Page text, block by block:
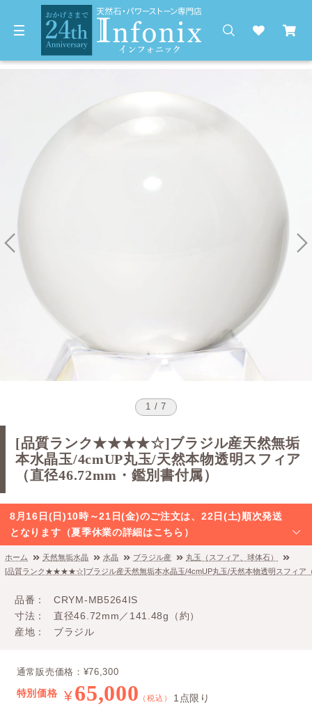
1 / 7
[品質ランク★★★★☆]ブラジル産天然無垢
本水晶玉/4cmUP丸玉/天然本物透明スフィア
（直径46.72mm・鑑別書付属）
8月16日(日)10時～21日(金)のご注文は、22日(土)順次発送
となります（夏季休業の詳細はこちら）
ホーム 天然無垢水晶 水晶 ブラジル産
丸玉（スフィア、球体石）
[品質ランク★★★★☆]ブラジル産天然無垢本水晶玉/4cmUP丸玉/天然本物透明スフィア
品番
CRYM-MB5264IS
寸法
直径46.72mm／141.48g（約）
産地
ブラジル
通常販売価格：¥76,300
特別価格 ¥65,000 （税込） 1点限り